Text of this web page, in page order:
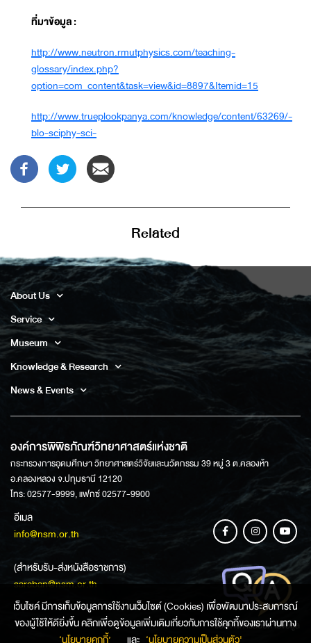
ที่มาข้อมูล:
http://www.neutron.rmutphysics.com/teaching-
glossary/index.php?
option=com_content&task=view&id=8897&Itemid=15
http://www.trueplookpanya.com/knowledge/content/63269/-
blo-sciphy-sci-
Related
About Us
Service
Museum
Knowledge & Research
News & Events
องค์การพิพิธภัณฑ์วิทยาศาสตร์แห่งชาติ
กระทรวงการอุดมศึกษา วิทยาศาสตร์วิจัยและนวัตกรรม 39 หมู่ 3 ต.คลองห้า
อ.คลองหลวง จ.ปทุมธานี 12120
โทร: 02577-9999, แฟกซ์ 02577-9900
อีเมล
info@nsm.or.th
(สำหรับรับ-ส่งหนังสือราชการ)
saraban@nsm.or.th
ช่องทางการสอบถามข้อมูล
เว็บไซค์ มีการเก็บข้อมูลการใช้งานเว็บไซต์ (Cookies) เพื่อพัฒนาประสบการณ์
ของผู้ใช้ให้ดียิ่งขึ้น คลิกเพื่อดูข้อมูลเพิ่มเติมเกี่ยวกับการใช้คุกกี้ของเราผ่านทาง
‘นโยบายคุกกี้’
และ ‘นโยบายความเป็นส่วนตัว'